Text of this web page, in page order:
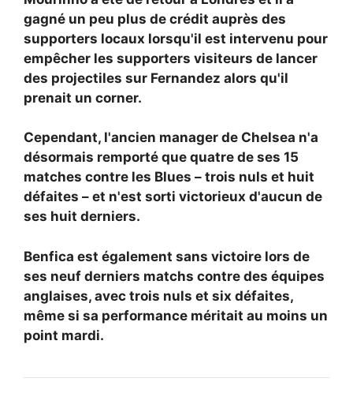
gagné un peu plus de crédit auprès des
supporters locaux lorsqu'il est intervenu pour
empêcher les supporters visiteurs de lancer
des projectiles sur Fernandez alors qu'il
prenait un corner.
Cependant, l'ancien manager de Chelsea n'a
désormais remporté que quatre de ses 15
matches contre les Blues – trois nuls et huit
défaites – et n'est sorti victorieux d'aucun de
ses huit derniers.
Benfica est également sans victoire lors de
ses neuf derniers matchs contre des équipes
anglaises, avec trois nuls et six défaites,
même si sa performance méritait au moins un
point mardi.